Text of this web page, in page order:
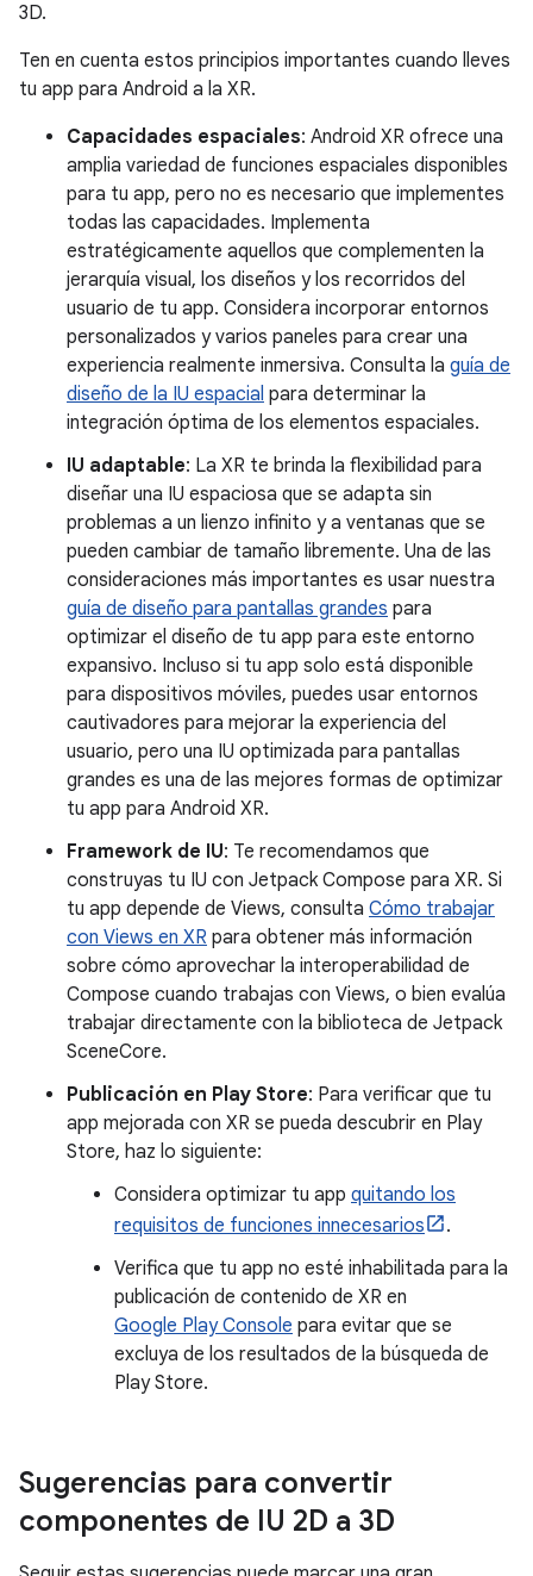
3D.
Ten en cuenta estos principios importantes cuando lleves
tu app para Android a la XR.
Capacidades espaciales: Android XR ofrece una
amplia variedad de funciones espaciales disponibles
para tu app, pero no es necesario que implementes
todas las capacidades. Implementa
estratégicamente aquellos que complementen la
jerarquía visual, los diseños y los recorridos del
usuario de tu app. Considera incorporar entornos
personalizados y varios paneles para crear una
experiencia realmente inmersiva. Consulta la guía de
diseño de la IU espacial para determinar la
integración óptima de los elementos espaciales.
IU adaptable: La XR te brinda la flexibilidad para
diseñar una IU espaciosa que se adapta sin
problemas a un lienzo infinito y a ventanas que se
pueden cambiar de tamaño libremente. Una de las
consideraciones más importantes es usar nuestra
guía de diseño para pantallas grandes para
optimizar el diseño de tu app para este entorno
expansivo. Incluso si tu app solo está disponible
para dispositivos móviles, puedes usar entornos
cautivadores para mejorar la experiencia del
usuario, pero una IU optimizada para pantallas
grandes es una de las mejores formas de optimizar
tu app para Android XR.
Framework de IU: Te recomendamos que
construyas tu IU con Jetpack Compose para XR. Si
tu app depende de Views, consulta Cómo trabajar
con Views en XR para obtener más información
sobre cómo aprovechar la interoperabilidad de
Compose cuando trabajas con Views, o bien evalúa
trabajar directamente con la biblioteca de Jetpack
SceneCore.
Publicación en Play Store: Para verificar que tu
app mejorada con XR se pueda descubrir en Play
Store, haz lo siguiente:
Considera optimizar tu app quitando los
requisitos de funciones innecesarios
.
Verifica que tu app no esté inhabilitada para la
publicación de contenido de XR en
Google Play Console para evitar que se
excluya de los resultados de la búsqueda de
Play Store.
Sugerencias para convertir
componentes de IU 2D a 3D